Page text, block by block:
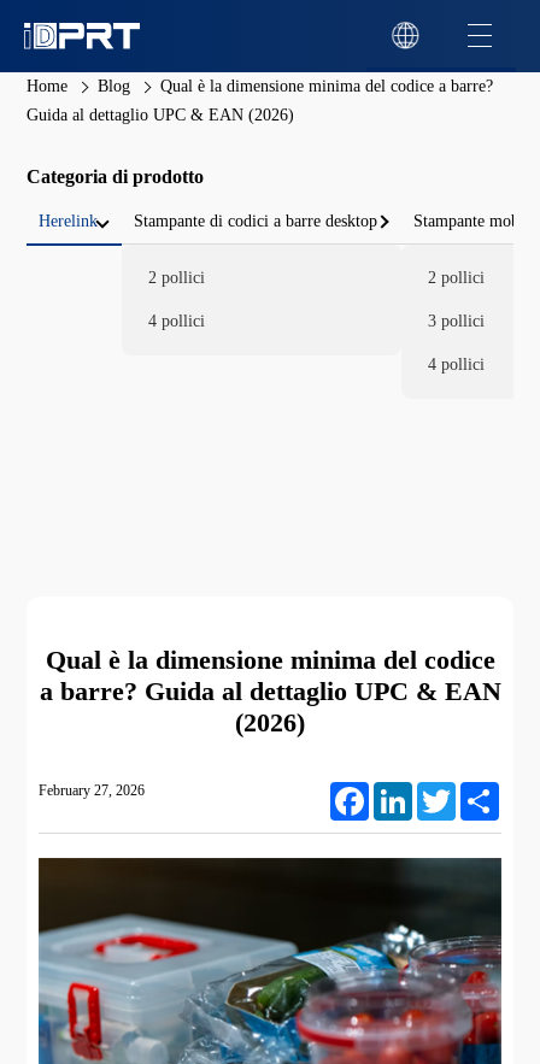
Home Blog
Qual è la dimensione minima del codice a barre?
Guida al dettaglio UPC & EAN (2026)
Categoria di prodotto
Herelink Stampante di codici a barre desktop
2 pollici
4 pollici
Stampante
2 pollici
3 pollici
4 pollici
Qual è la dimensione minima del codice
a barre? Guida al dettaglio UPC & EAN
(2026)
February 27, 2026 FacebookLinkedIn Twitter